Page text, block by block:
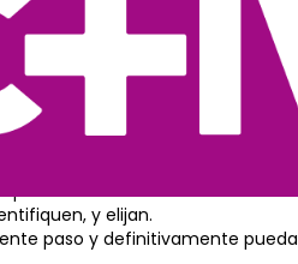
el mundo
los medios digitales.
tan solo a unos pocos clics
prioritarios debe ser posicionar
comercialices. Aun cuando
y elijan.
paso y definitivamente